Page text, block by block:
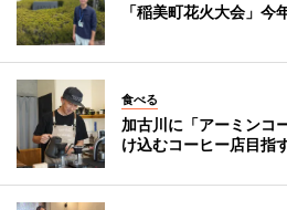
「稲美町花火大会」
食べる
加古川に「アーミン
け込むコーヒー店目指